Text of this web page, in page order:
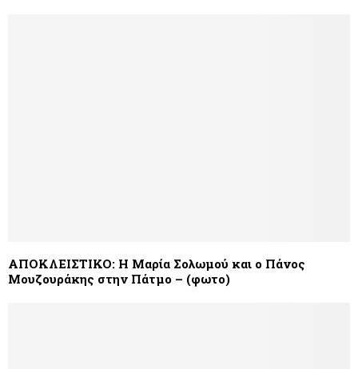
ΑΠΟΚΛΕΙΣΤΙΚΟ: Η Μαρία Σολωμού και ο Πάνος
Μουζουράκης στην Πάτμο – (φωτο)